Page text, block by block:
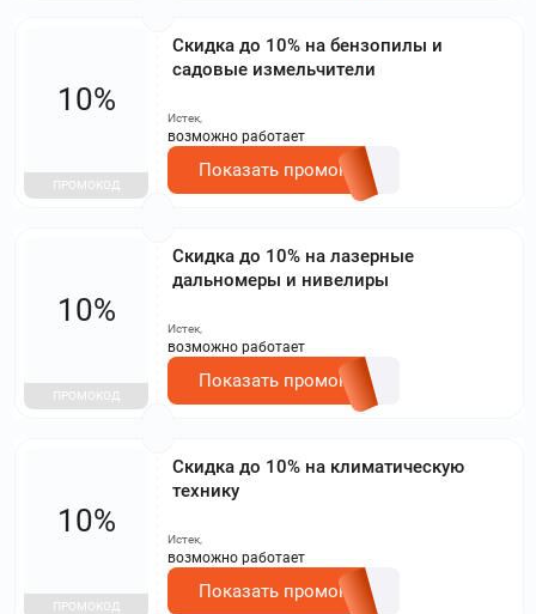
Скидка до 10% на бензопилы и
садовые измельчители
10%
ПРОМОКОД
Истек,
возможно работает
Показать промокод
Скидка до 10% на лазерные
дальномеры и нивелиры
10%
ПРОМОКОД
Истек,
возможно работает
Показать промокод
Скидка до 10% на климатическую
технику
10%
ПРОМОКОД
Истек,
возможно работает
Показать промокод